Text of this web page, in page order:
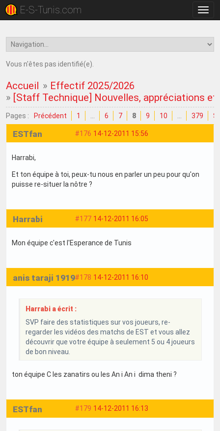
la
E-S-Tunis.com
Vous n'êtes pas identifié(e).
Accueil » Effectif 2025/2026
» [Staff Technique] Nouvelles, appréciations et
Pages : Précédent 1 6 7 8 9 10 379
#176 14-12-2011 15:56
ESTfan
Harrabi,
Et ton équipe à toi, peux-tu nous en parler un peu pour qu'on
puisse re-situer la nôtre ?
#177 14-12-2011 16:05
Harrabi
Mon équipe c'est l'Esperance de Tunis
#178 14-12-2011 16:10
anis taraji 1919
Harrabi a écrit :
SVP faire des statistiques sur vos joueurs, re-
regarder les vidéos des matchs de EST et vous allez
découvrir que votre équipe à seulement 5 ou 4 joueurs
de bon niveau.
ton équipe C les zanatirs ou les An i An i dima theni ?
#179 14-12-2011 16:13
ESTfan